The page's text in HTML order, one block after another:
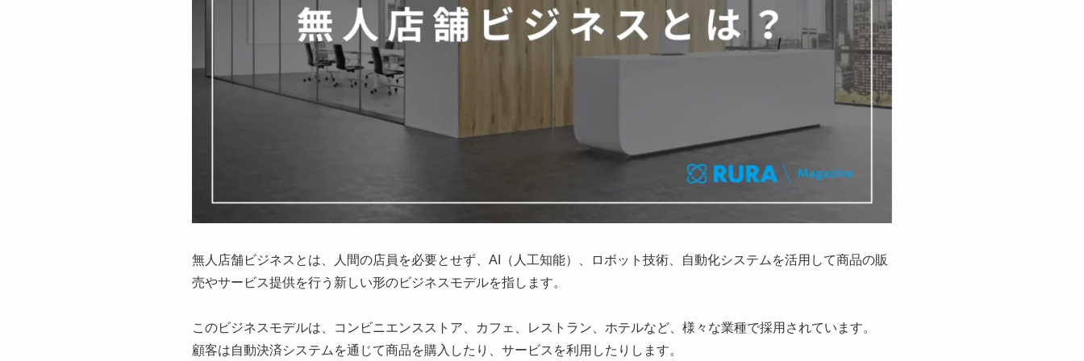
無人店舗ビジネスとは、人間の店員を必要とせず、AI（人工知能）、ロボット技術、自動化システムを活用して商品の販
売やサービス提供を行う新しい形のビジネスモデルを指します。
このビジネスモデルは、コンビニエンスストア、カフェ、レストラン、ホテルなど、様々な業種で採用されています。
顧客は自動決済システムを通じて商品を購入したり、サービスを利用したりします。